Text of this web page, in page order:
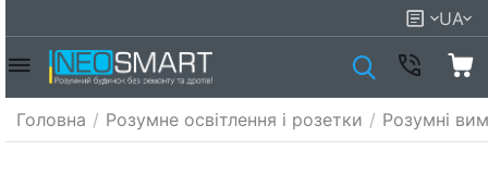
UA
Головна / Розумне освітлення і розетки / Розумні